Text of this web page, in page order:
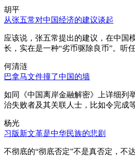
胡平
从张五常对中国经济的建议谈起
应该说，张五常提出的建议，在中国
长，实在是一种“劣币驱除良币”。听
何清涟
巴拿马文件撞了中国的墙
如同《中国离岸金融解密》上详细列
治失败者及其关联人士，比如令完成
杨光
习版新文革是中华民族的悲剧
不彻底的“彻底否定”不是真否定，不